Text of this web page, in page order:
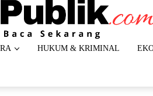
HUKUM & KRIMINAL